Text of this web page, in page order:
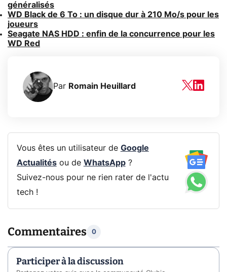
généralisés
WD Black de 6 To : un disque dur à 210 Mo/s pour les
joueurs
Seagate NAS HDD : enfin de la concurrence pour les
WD Red
Par Romain Heuillard
Vous êtes un utilisateur de Google
Actualitésou de WhatsApp?
Suivez-nous pour ne rien rater de l'actu
tech !
Commentaires 0
Participer à la discussion